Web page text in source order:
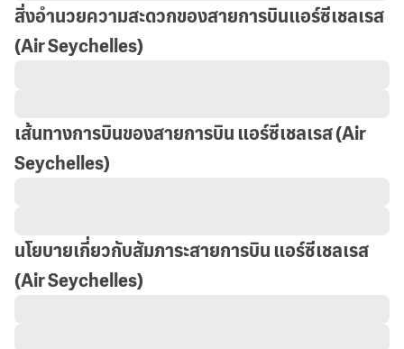
สิ่งอำนวยความสะดวกของสายการบินแอร์ซีเชลเรส
(Air Seychelles)
เส้นทางการบินของสายการบิน แอร์ซีเชลเรส(Air
Seychelles)
นโยบายเกี่ยวกับสัมภาระสายการบิน แอร์ซีเชลเรส
(Air Seychelles)